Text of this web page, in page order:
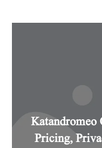
Katandromeo
Pricing,